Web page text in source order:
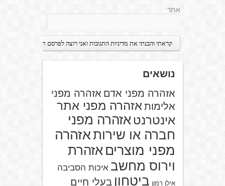
אתר
נושאים
אזהרה מפני אדם אזהרה מפני
אלימות אזהרה מפני אתר
אינטרנט אזהרה מפני
חברה או שירותאזהרה
מפני מוצרים אזהרת
וירוס מחשב איכות הסביבה
אילן רמון ביטחון בעלי חיים